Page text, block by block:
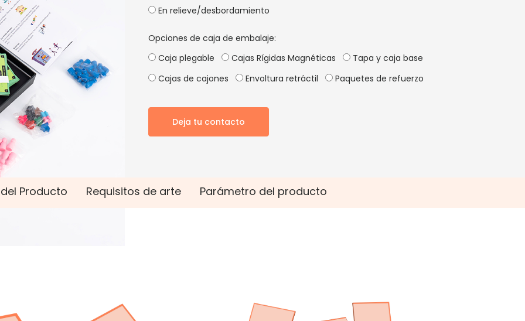
En relieve/desbordamiento
Opciones de caja de embalaje:
Caja plegable
Cajas Rígidas Magnéticas
Tapa y caja base
Cajas de cajones
Envoltura retráctil Paquetes de refuerzo
Deja tu contacto
Producto Requisitos de arte Parámetro del producto